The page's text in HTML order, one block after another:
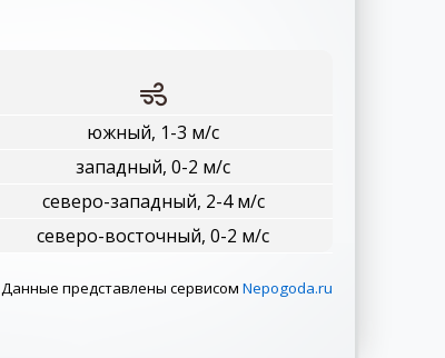
южный, 1-3 м/с
западный, 0-2 м/с
северо-западный, 2-4 м/с
северо-восточный, 0-2 м/с
Данные представлены сервисом Nepogoda.ru